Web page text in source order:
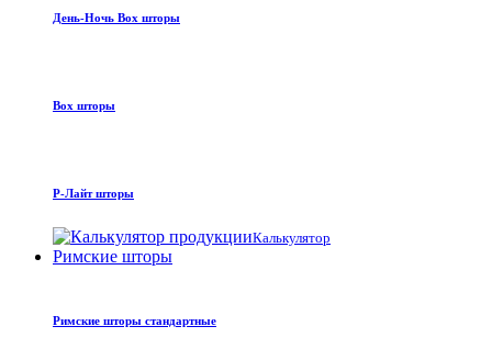
День-Ночь Box шторы
Box шторы
Р-Лайт шторы
Калькулятор
Римские шторы
Римские шторы стандартные